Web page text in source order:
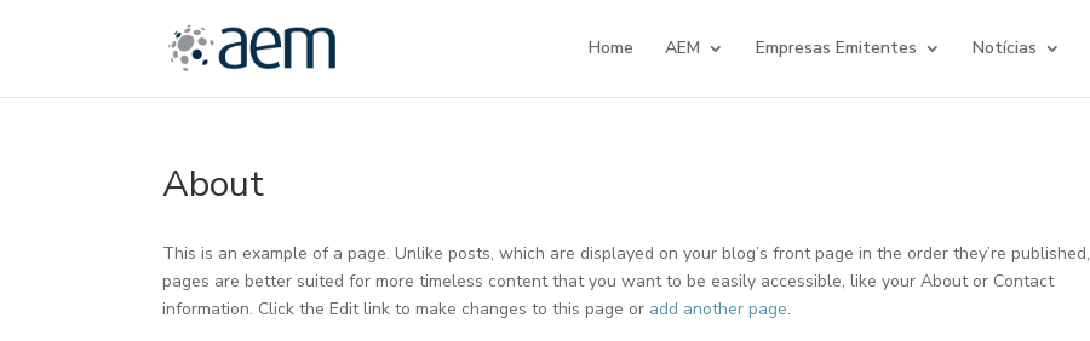
Home AEM Empresas Emitentes Notícias
About
This is an example of a page. Unlike posts, which are displayed on your blog’s front page in the order they’re published,
pages are better suited for more timeless content that you want to be easily accessible, like your About or Contact
information. Click the Edit link to make changes to this page or add another page.